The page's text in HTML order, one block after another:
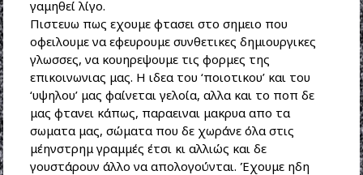
γαμηθεί λίγο.
Πιστευω πως εχουμε φτασει στο σημειο που
οφειλουμε να εφευρουμε συνθετικες δημιουργικες
γλωσσες, να κουηρεψουμε τις φορμες της
επικοινωνιας μας. Η ιδεα του ‘ποιοτικου’ και του
‘υψηλου’ μας φαίνεται γελοία, αλλα και το ποπ δε
μας φτανει κάπως, παραειναι μακρυα απο τα
σωματα μας, σώματα που δε χωράνε όλα στις
μέηνστρημ γραμμές έτσι κι αλλιώς και δε
γουστάρουν άλλο να απολογούνται. Έχουμε ηδη